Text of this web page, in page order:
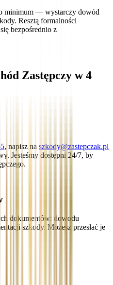
minimum — wystarczy dowód
Resztą formalności
bezpośrednio z
Zastępczy w 4
, napisz na szkody@zastepczak.pl
Jesteśmy dostępni 24/7, by
dokumentów: dowodu
szkody. Możesz przesłać je